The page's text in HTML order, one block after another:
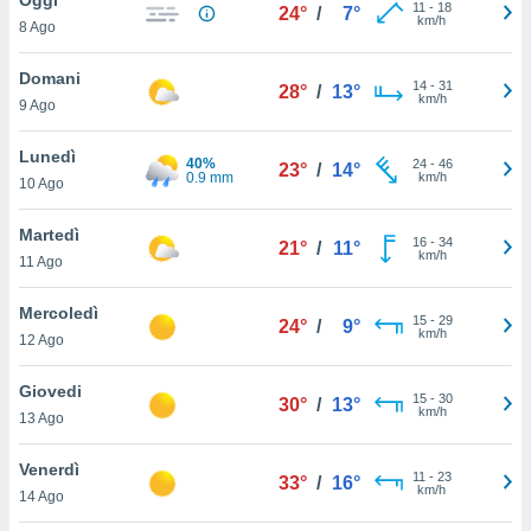
è
al sito
di
ci
di
il
un
la
nella
8 Ago
24° / 7° 11 - 18
km/h
Domani
9 Ago
28° / 13° 14- 31
km/h
Lunedì
10 Ago
40%
0.9 mm
23° / 14° 24- 46
km/h
Martedì
11 Ago
21° / 11° 16- 34
km/h
Mercoledì
12 Ago
24° / 9° 15- 29
km/h
Giovedi
13 Ago
30° / 13° 15- 30
km/h
Venerdì
14 Ago
33° / 16° 11 - 23
km/h